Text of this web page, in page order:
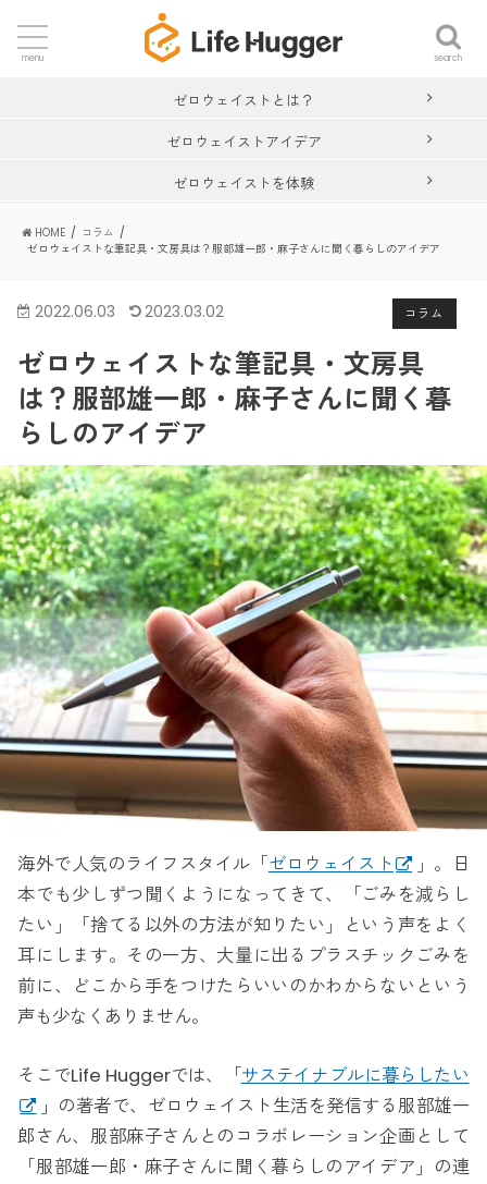
search
menu
ゼロウェイストとは？
ゼロウェイストアイデア
ゼロウェイストを体験
HOME
コラム
ゼロウェイストな筆記具・文房具は？服部雄一郎・麻子さんに聞く暮らしのアイデア
コラム
2022.06.03 2023.03.02
ゼロウェイストな筆記具・文房具
は？服部雄一郎・麻子さんに聞く暮
らしのアイデア
海外で人気のライフスタイル「ゼロウェイスト
」。日
本でも少しずつ聞くようになってきて、「ごみを減らし
たい」「捨てる以外の方法が知りたい」という声をよく
耳にします。その一方、大量に出るプラスチックごみを
前に、どこから手をつけたらいいのかわからないという
声も少なくありません。
そこでLife Huggerでは、「サステイナブルに暮らしたい
」の著者で、ゼロウェイスト生活を発信する服部雄一
郎さん、服部麻子さんとのコラボレーション企画として
「服部雄一郎・麻子さんに聞く暮らしのアイデア」の連